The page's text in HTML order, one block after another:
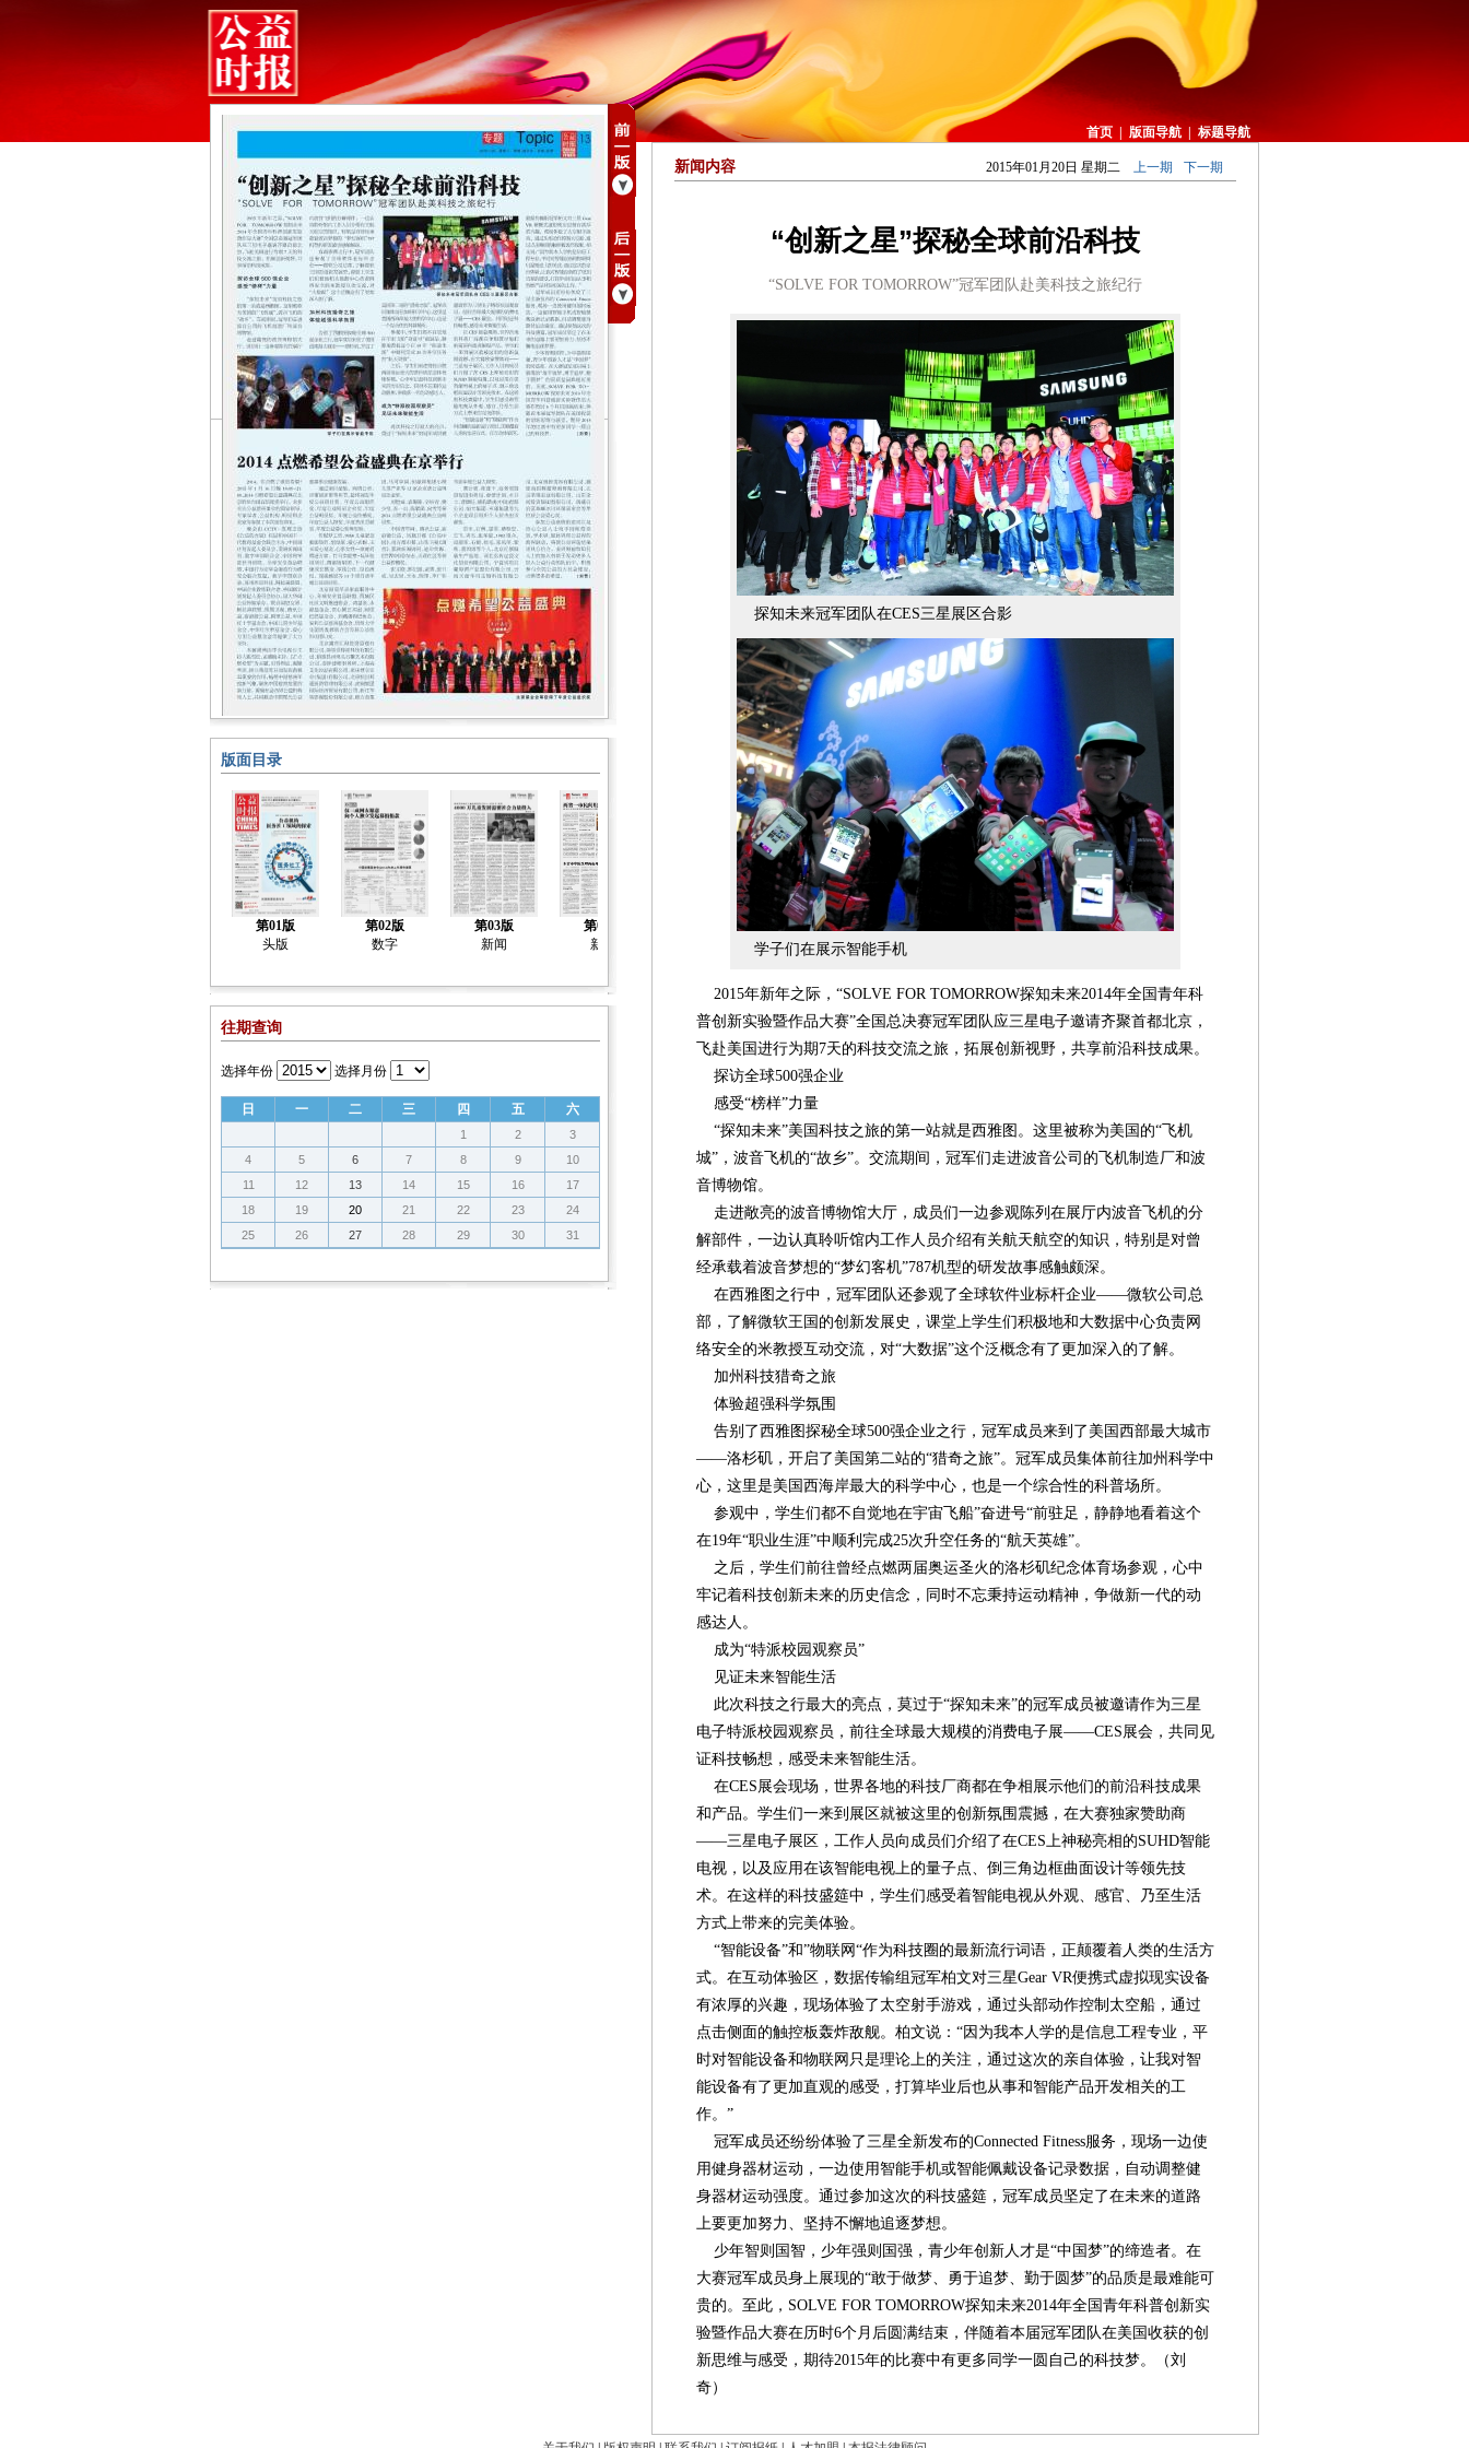
首页 版面导航 标题导航
版面目录
第01版
头版
第02版
数字
第03版
新闻
第04版
新闻
第06版
新闻
第07版
第08版
第09版
往期查询
选择年份 选择月份
日 一 二 三 四 五 六
1 2
3
4
5 6 7 8 9
10
11
12 13 14 15 16
17
18
19 20 21 22 23
24
25
26 27 28 29 30 31
新闻内容 2015年01月20日 星期二 上一期 下一期
“创新之星”探秘全球前沿科技
“SOLVE FOR TOMORROW”冠军团队赴美科技之旅纪行
探知未来冠军团队在CES三星展区合影
学子们在展示智能手机
2015年新年之际，“SOLVE FOR TOMORROW探知未来2014年全国青年科
普创新实验暨作品大赛”全国总决赛冠军团队应三星电子邀请齐聚首都北京，
飞赴美国进行为期7天的科技交流之旅，拓展创新视野，共享前沿科技成果。
探访全球500强企业
感受“榜样”力量
“探知未来”美国科技之旅的第一站就是西雅图。这里被称为美国的“飞机
城”，波音飞机的“故乡”。交流期间，冠军们走进波音公司的飞机制造厂和波
音博物馆。
走进敞亮的波音博物馆大厅，成员们一边参观陈列在展厅内波音飞机的分
解部件，一边认真聆听馆内工作人员介绍有关航天航空的知识，特别是对曾
经承载着波音梦想的“梦幻客机”787机型的研发故事感触颇深。
在西雅图之行中，冠军团队还参观了全球软件业标杆企业——微软公司总
部，了解微软王国的创新发展史，课堂上学生们积极地和大数据中心负责网
络安全的米教授互动交流，对“大数据”这个泛概念有了更加深入的了解。
加州科技猎奇之旅
体验超强科学氛围
告别了西雅图探秘全球500强企业之行，冠军成员来到了美国西部最大城市
——洛杉矶，开启了美国第二站的“猎奇之旅”。冠军成员集体前往加州科学中
心，这里是美国西海岸最大的科学中心，也是一个综合性的科普场所。
参观中，学生们都不自觉地在宇宙飞船”奋进号“前驻足，静静地看着这个
在19年“职业生涯”中顺利完成25次升空任务的“航天英雄”。
之后，学生们前往曾经点燃两届奥运圣火的洛杉矶纪念体育场参观，心中
牢记着科技创新未来的历史信念，同时不忘秉持运动精神，争做新一代的动
感达人。
成为“特派校园观察员”
见证未来智能生活
此次科技之行最大的亮点，莫过于“探知未来”的冠军成员被邀请作为三星
电子特派校园观察员，前往全球最大规模的消费电子展——CES展会，共同见
证科技畅想，感受未来智能生活。
在CES展会现场，世界各地的科技厂商都在争相展示他们的前沿科技成果
和产品。学生们一来到展区就被这里的创新氛围震撼，在大赛独家赞助商
——三星电子展区，工作人员向成员们介绍了在CES上神秘亮相的SUHD智能
电视，以及应用在该智能电视上的量子点、倒三角边框曲面设计等领先技
术。在这样的科技盛筵中，学生们感受着智能电视从外观、感官、乃至生活
方式上带来的完美体验。
“智能设备”和”物联网“作为科技圈的最新流行词语，正颠覆着人类的生活方
式。在互动体验区，数据传输组冠军柏文对三星Gear VR便携式虚拟现实设备
有浓厚的兴趣，现场体验了太空射手游戏，通过头部动作控制太空船，通过
点击侧面的触控板轰炸敌舰。柏文说：“因为我本人学的是信息工程专业，平
时对智能设备和物联网只是理论上的关注，通过这次的亲自体验，让我对智
能设备有了更加直观的感受，打算毕业后也从事和智能产品开发相关的工
作。”
冠军成员还纷纷体验了三星全新发布的Connected Fitness服务，现场一边使
用健身器材运动，一边使用智能手机或智能佩戴设备记录数据，自动调整健
身器材运动强度。通过参加这次的科技盛筵，冠军成员坚定了在未来的道路
上要更加努力、坚持不懈地追逐梦想。
少年智则国智，少年强则国强，青少年创新人才是“中国梦”的缔造者。在
大赛冠军成员身上展现的“敢于做梦、勇于追梦、勤于圆梦”的品质是最难能可
贵的。至此，SOLVE FOR TOMORROW探知未来2014年全国青年科普创新实
验暨作品大赛在历时6个月后圆满结束，伴随着本届冠军团队在美国收获的创
新思维与感受，期待2015年的比赛中有更多同学一圆自己的科技梦。（刘
奇）